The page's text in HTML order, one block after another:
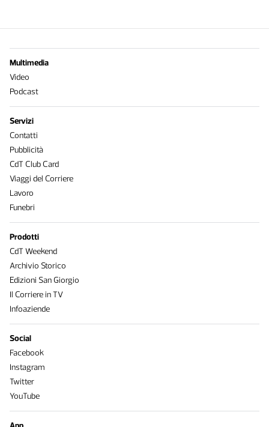
Multimedia
Video
Podcast
Servizi
Contatti
Pubblicità
CdT Club Card
Viaggi del Corriere
Lavoro
Funebri
Prodotti
CdT Weekend
Archivio Storico
Edizioni San Giorgio
Il Corriere in TV
Infoaziende
Social
Facebook
Instagram
Twitter
YouTube